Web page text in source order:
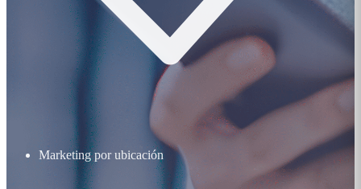
Marketing por ubicación